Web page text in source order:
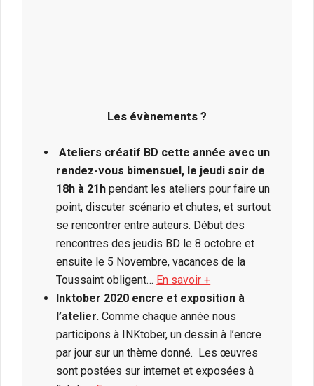
Les évènements ?
Ateliers créatif BD cette année avec un
rendez-vous bimensuel, le jeudi soir de
18h à 21hpendant les ateliers pour faire un
point, discuter scénario et chutes, et surtout
se rencontrer entre auteurs. Début des
rencontres des jeudis BD le 8 octobre et
ensuite le 5 Novembre, vacances de la
Toussaint obligent… En savoir +
Inktober 2020 encre et exposition à
l’atelier.Comme chaque année nous
participons à INKtober, un dessin à l’encre
par jour sur un thème donné. Les œuvres
sont postées sur internet et exposées à